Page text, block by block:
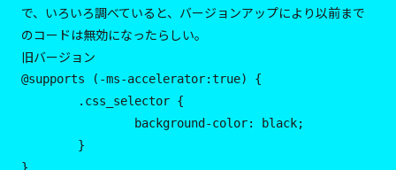
で、いろいろ調べていると、バージョンアップにより以前まで
のコードは無効になったらしい。
旧バージョン
@supports (-ms-accelerator:true) {